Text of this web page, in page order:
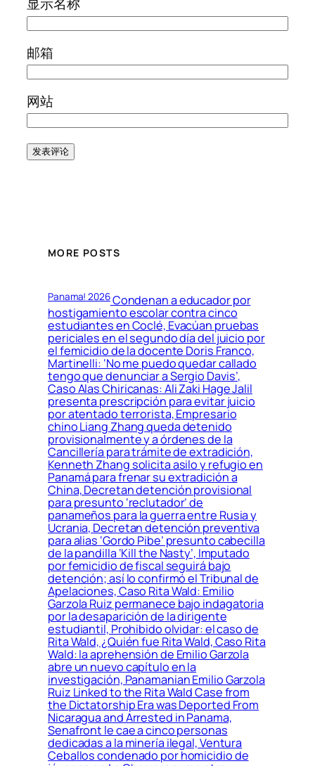
显示名称
邮箱
网站
MORE POSTS
Panama! 2026Condenan a educador por
hostigamiento escolar contra cinco
estudiantes en Coclé, Evacúan pruebas
periciales en el segundo día del juicio por
el femicidio de la docente Doris Franco,
Martinelli: ‘No me puedo quedar callado
tengo que denunciar a Sergio Davis’,
Caso Alas Chiricanas: Ali Zaki Hage Jalil
presenta prescripción para evitar juicio
por atentado terrorista, Empresario
chino Liang Zhang queda detenido
provisionalmente y a órdenes de la
Cancillería para trámite de extradición,
Kenneth Zhang solicita asilo y refugio en
Panamá para frenar su extradición a
China, Decretan detención provisional
para presunto ‘reclutador’ de
panameños para la guerra entre Rusia y
Ucrania, Decretan detención preventiva
para alias ‘Gordo Pibe’ presunto cabecilla
de la pandilla ‘Kill the Nasty’, Imputado
por femicidio de fiscal seguirá bajo
detención; así lo confirmó el Tribunal de
Apelaciones, Caso Rita Wald: Emilio
Garzola Ruiz permanece bajo indagatoria
por la desaparición de la dirigente
estudiantil, Prohibido olvidar: el caso de
Rita Wald, ¿Quién fue Rita Wald, Caso Rita
Wald: la aprehensión de Emilio Garzola
abre un nuevo capítulo en la
investigación, Panamanian Emilio Garzola
Ruiz Linked to the Rita Wald Case from
the Dictatorship Era was Deported From
Nicaragua and Arrested in Panama,
Senafront le cae a cinco personas
dedicadas a la minería ilegal, Ventura
Ceballos condenado por homicidio de